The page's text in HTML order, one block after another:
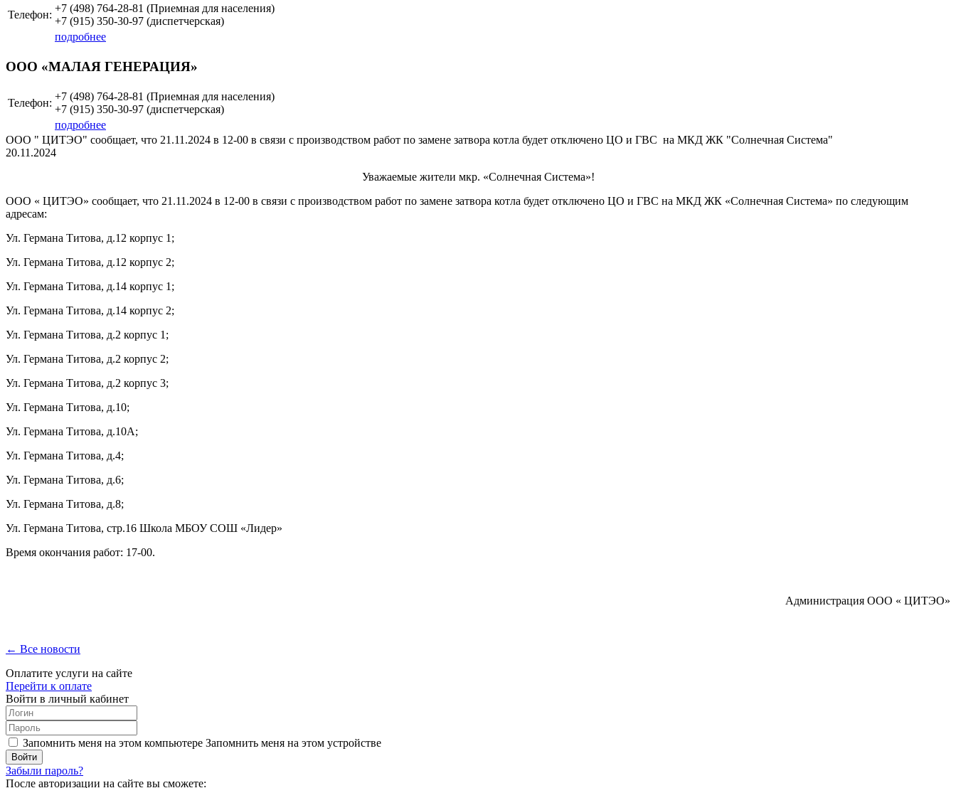
Телефон:
+7 (498) 764-28-81 (Приемная для населения)
+7 (915) 350-30-97 (диспетчерская)
подробнее
ООО «МАЛАЯ ГЕНЕРАЦИЯ»
Телефон:
+7 (498) 764-28-81 (Приемная для населения)
+7 (915) 350-30-97 (диспетчерская)
подробнее
ООО " ЦИТЭО" сообщает, что 21.11.2024 в 12-00 в связи с производством работ по замене затвора котла будет отключено ЦО и ГВС на МКД ЖК "Солнечная Система"
20.11.2024
Уважаемые жители мкр. «Солнечная Система»!
ООО « ЦИТЭО» сообщает, что 21.11.2024 в 12-00 в связи с производством работ по замене затвора котла будет отключено ЦО и ГВС на МКД ЖК «Солнечная Система» по следующим
адресам:
Ул. Германа Титова, д.12 корпус 1;
Ул. Германа Титова, д.12 корпус 2;
Ул. Германа Титова, д.14 корпус 1;
Ул. Германа Титова, д.14 корпус 2;
Ул. Германа Титова, д.2 корпус 1;
Ул. Германа Титова, д.2 корпус 2;
Ул. Германа Титова, д.2 корпус 3;
Ул. Германа Титова, д.10;
Ул. Германа Титова, д.10А;
Ул. Германа Титова, д.4;
Ул. Германа Титова, д.6;
Ул. Германа Титова, д.8;
Ул. Германа Титова, стр.16 Школа МБОУ СОШ «Лидер»
Время окончания работ: 17-00.
Администрация ООО « ЦИТЭО»
← Все новости
Оплатите услуги на сайте
Перейти к оплате
Войти в личный кабинет
Запомнить меня на этом компьютере Запомнить меня на этом устройстве
Забыли пароль?
После авторизации на сайте вы сможете: